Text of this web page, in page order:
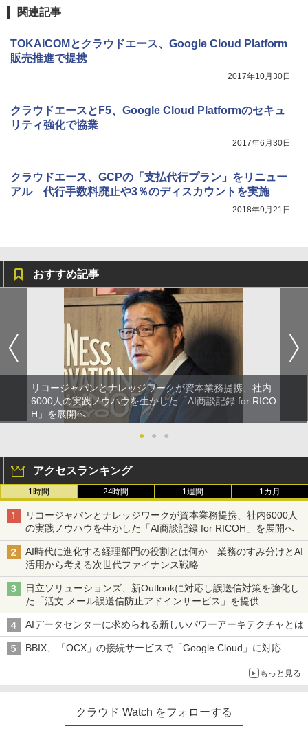
関連記事
TOKAICOMとクラウドエース、Google Cloud Platform
販売推進で提携
2017年10月30日
クラウドエースとF5、Google Cloud Platformのセキュ
リティ強化で協業
2017年6月30日
クラウドエース、GCPの「支払代行プラン」をリニュー
アル 代行手数料廃止や3％のディスカウントを実施
2018年9月21日
おすすめ記事
リコージャパンとナレッジワークが資本業務提携、社内
6000人の実践ノウハウを生かした「AI商談記録 for RICO
H」を展開へ
●
● ●
アクセスランキング
1時間 24時間 1週間 1カ月
リコージャパンとナレッジワークが資本業務提携、社内6000人
の実践ノウハウを生かした「AI商談記録 for RICOH」を展開へ
AI時代に進化する経理部門の役割とは何か 業務のすみ分けとAI
活用から考える次世代ファイナンス戦略
日立ソリューションズ、新Outlookに対応し誤送信対策を強化し
た「活文 メール誤送信防止アドインサービス」を提供
AIデータセンターに求められる新しいパワーアーキテクチャとは
BBIX、「OCX」の接続サービスで「Google Cloud」に対応
もっと見る
クラウド Watch をフォローする